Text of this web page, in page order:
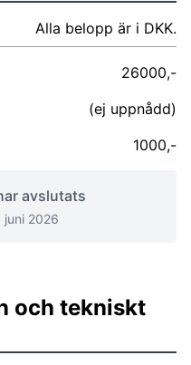
Alla belopp är i DKK.
26000,-
(ej uppnådd)
1000,-
avslutats
juni 2026
och tekniskt